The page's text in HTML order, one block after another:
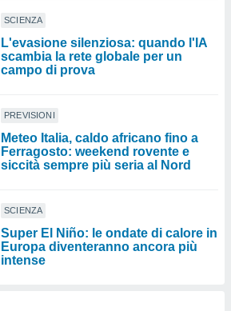
SCIENZA
L'evasione silenziosa: quando l'IA
scambia la rete globale per un
campo di prova
PREVISIONI
Meteo Italia, caldo africano fino a
Ferragosto: weekend rovente e
siccità sempre più seria al Nord
SCIENZA
Super El Niño: le ondate di calore in
Europa diventeranno ancora più
intense